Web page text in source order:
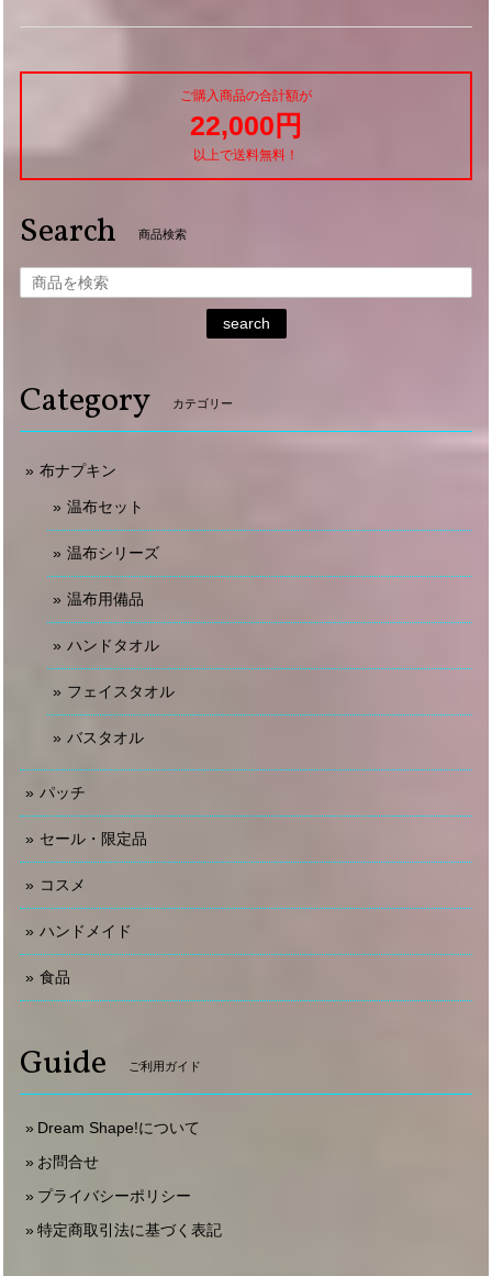
ご購入商品の合計額が
22,000円
以上で送料無料！
Search 商品検索
search
Category カテゴリー
布ナプキン
温布セット
温布シリーズ
温布用備品
ハンドタオル
フェイスタオル
バスタオル
パッチ
セール・限定品
コスメ
ハンドメイド
食品
Guide ご利用ガイド
Dream Shape!について
お問合せ
プライバシーポリシー
特定商取引法に基づく表記